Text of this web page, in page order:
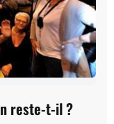
reste-t-il ?